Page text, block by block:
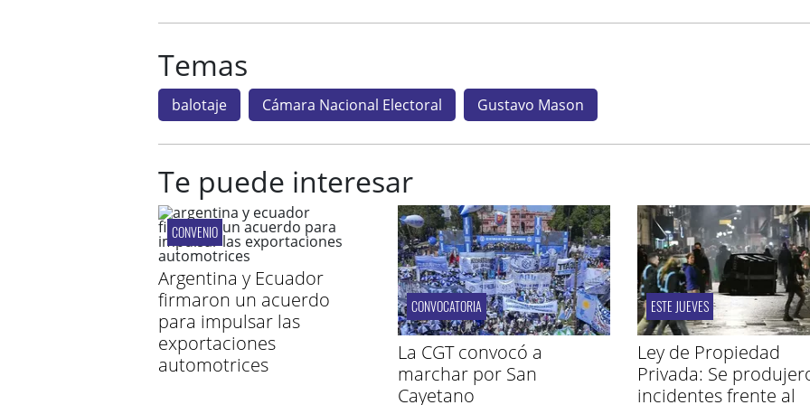
Temas
balotaje Cámara Nacional Electoral Gustavo Mason
Te puede interesar
CONVENIO
Argentina y Ecuador
firmaron un acuerdo
para impulsar las
exportaciones
automotrices
CONVOCATORIA
La CGT convocó a
marchar por San
Cayetano
ESTE JUEVES
Ley de Propiedad
Privada: Se
incidentes frente al